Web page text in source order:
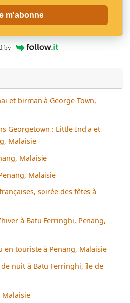
m'abonne
by
et birman à George Town,
Georgetown : Little India et
Malaisie
Malaisie
Malaisie
soirée des fêtes à
à Batu Ferringhi, Penang,
en touriste à Penang, Malaisie
nuit à Batu Ferringhi, île de
Malaisie